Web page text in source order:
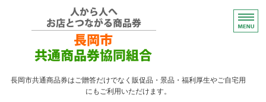
コンパクトなプレゼン
長岡市共通商品券はご贈答だけでなく販促品・景品・福利厚生やご自宅用
にもご利用いただけます。